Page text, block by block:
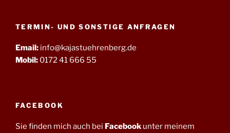
TERMIN- UND SONSTIGE ANFRAGEN
Email: info@kajastuehrenberg.de
Mobil: 0172 41 666 55
FACEBOOK
Sie finden mich auch bei Facebook unter meinem